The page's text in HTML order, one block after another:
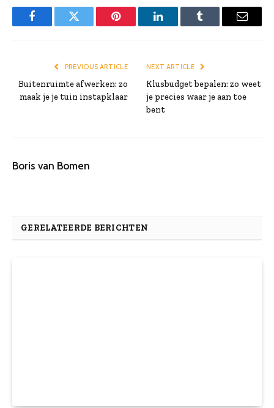
FacebookTwitter Pinterest LinkedInTumblr Email
PREVIOUS ARTICLE
Buitenruimte afwerken: zo
maak je je tuin instapklaar
NEXT ARTICLE
Klusbudget bepalen: zo weet
je precies waar je aan toe
bent
Boris van Bomen
GERELATEERDE BERICHTEN